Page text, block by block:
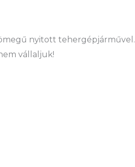
nyitott tehergépjárművel.
vállaljuk!